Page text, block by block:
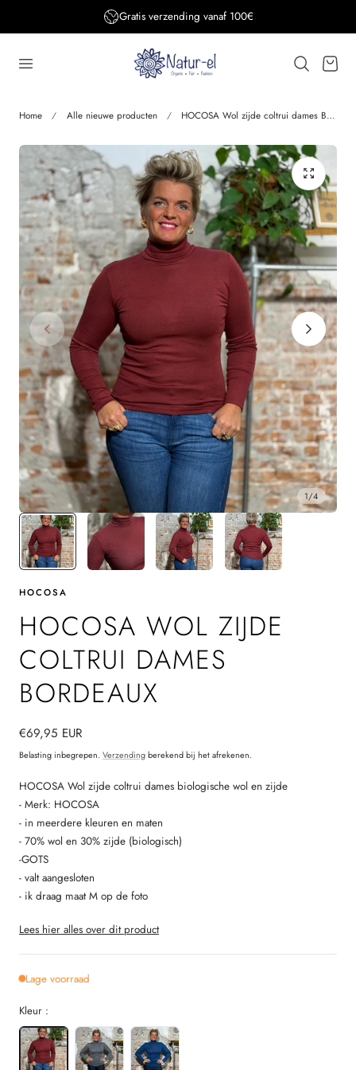
Gratis verzending BE&DE vanaf 150€
Home Alle nieuwe producten HOCOSA Wol zijde coltrui dames BORDEAUX
1/4
HOCOSA
HOCOSA WOL ZIJDE
COLTRUI DAMES
BORDEAUX
Normale
prijs
€69,95 EUR
Belasting inbegrepen. Verzendingberekend bij het afrekenen.
HOCOSA Wol zijde coltrui dames biologische wol en zijde
- Merk: HOCOSA
- in meerdere kleuren en maten
- 70% wol en 30% zijde (biologisch)
-GOTS
- valt aangesloten
- ik draag maat M op de foto
Lees hier alles over dit product
Lage voorraad
Kleur :